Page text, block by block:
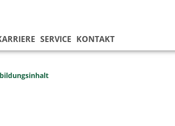
SERVICE KONTAKT